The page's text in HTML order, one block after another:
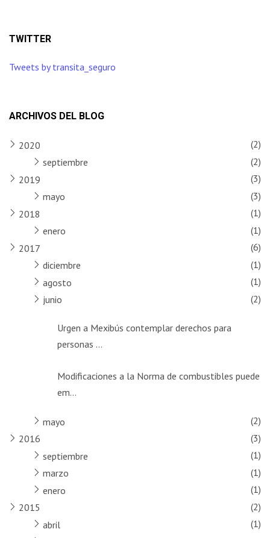
TWITTER
Tweets by transita_seguro
ARCHIVOS DEL BLOG
2020
(2)
septiembre
(2)
2019
(3)
mayo
(3)
2018
(1)
enero
(1)
2017
(6)
diciembre
(1)
agosto
(1)
junio
(2)
Urgen a Mexibús contemplar derechos para
personas ...
Modificaciones a la Norma de combustibles puede
em...
mayo
(2)
2016
(3)
septiembre
(1)
marzo
(1)
enero
(1)
2015
(2)
abril
(1)